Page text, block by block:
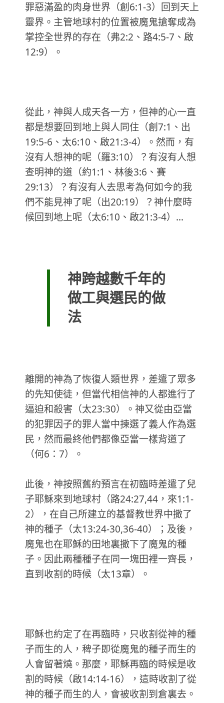
罪惡滿盈的肉身世界（創6:1-3）回到天上
靈界。主管地球村的位置被魔鬼搶奪成為
掌控全世界的存在（弗2:2、路4:5-7、啟
12:9）。
從此，神與人成天各一方，但神的心一直
都是想要回到地上與人同住（創7:1、出
19:5-6、太6:10、啟21:3-4）。然而，有
沒有人想神的呢（羅3:10）？有沒有人想
查明神的道（約1:1、林後3:6、賽
29:13）？有沒有人去思考為何如今的我
們不能見神了呢（出20:19）？神什麼時
候回到地上呢（太6:10、啟21:3-4）…
神跨越數千年的
做工與選民的做
法
離開的神為了恢復人類世界，差遣了眾多
的先知使徒，但當代相信神的人都進行了
逼迫和殺害（太23:30）。神又從由亞當
的犯罪因子的罪人當中揀選了義人作為選
民，然而最終他們都像亞當一樣背道了
（何6：7）。
此後，神按照舊約預言在初臨時差遣了兒
子耶穌來到地球村（路24:27,44，來1:1-
2），在自己所建立的基督教世界中撒了
神的種子（太13:24-30,36-40）；及後，
魔鬼也在耶穌的田地裏撒下了魔鬼的種
子。因此兩種種子在同一塊田裡一齊長，
直到收割的時候（太13章）。
耶穌也約定了在再臨時，只收割從神的種
子而生的人，稗子即從魔鬼的種子而生的
人會留著燒。那麼，耶穌再臨的時候是收
割的時候（啟14:14-16），這時收割了從
神的種子而生的人，會被收割到倉裏去。